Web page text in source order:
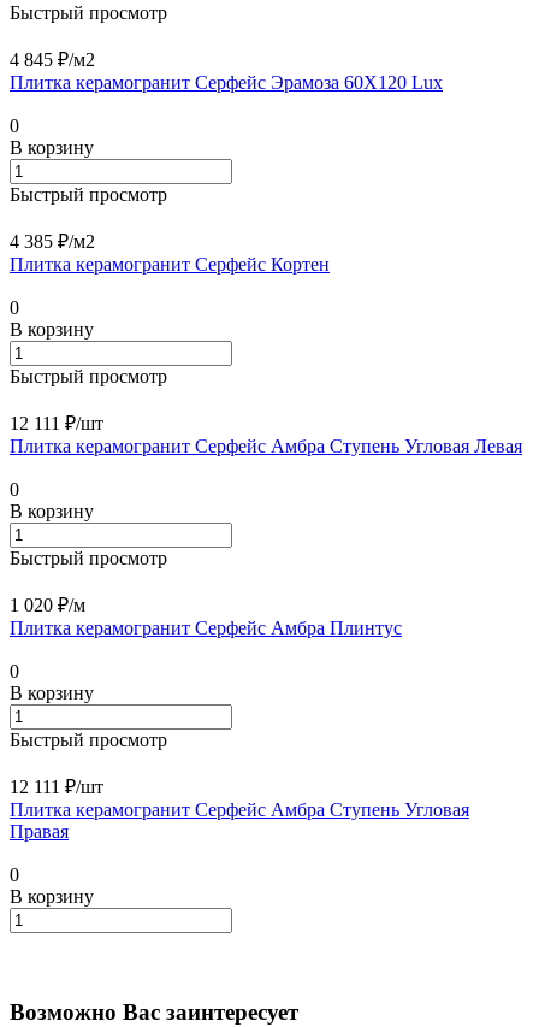
Быстрый просмотр
4 845 ₽/м2
Плитка керамогранит Серфейс Эрамоза 60X120 Lux
0
В корзину
Быстрый просмотр
4 385 ₽/м2
Плитка керамогранит Серфейс Кортен
0
В корзину
Быстрый просмотр
12 111 ₽/шт
Плитка керамогранит Серфейс Амбра Ступень Угловая Левая
0
В корзину
Быстрый просмотр
1 020 ₽/м
Плитка керамогранит Серфейс Амбра Плинтус
0
В корзину
Быстрый просмотр
12 111 ₽/шт
Плитка керамогранит Серфейс Амбра Ступень Угловая
Правая
0
В корзину
Возможно Вас заинтересует